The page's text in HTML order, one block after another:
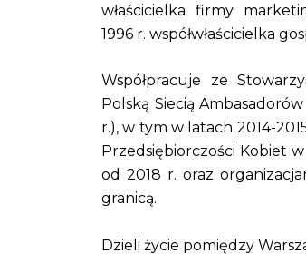
właścicielka firmy
1996 r. współwłaścicielka
Współpracuje ze
Polską Siecią
r.), w tym w latach 2014-
Przedsiębiorczości Kobiet
od 2018 r. oraz
granicą.
Dzieli życie pomiędzy